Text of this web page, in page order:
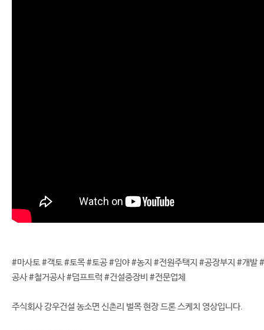
#마사토 #객토 #토목 #토공 #임야 #농지 #전원주택지 #공장부지 #개발 #
공사 #철거공사 #덤프트럭 #건설중장비 #전문업체
주식회사 강우건설 농소면 신촌리 벌목 현장 드론 스케치 영상입니다.